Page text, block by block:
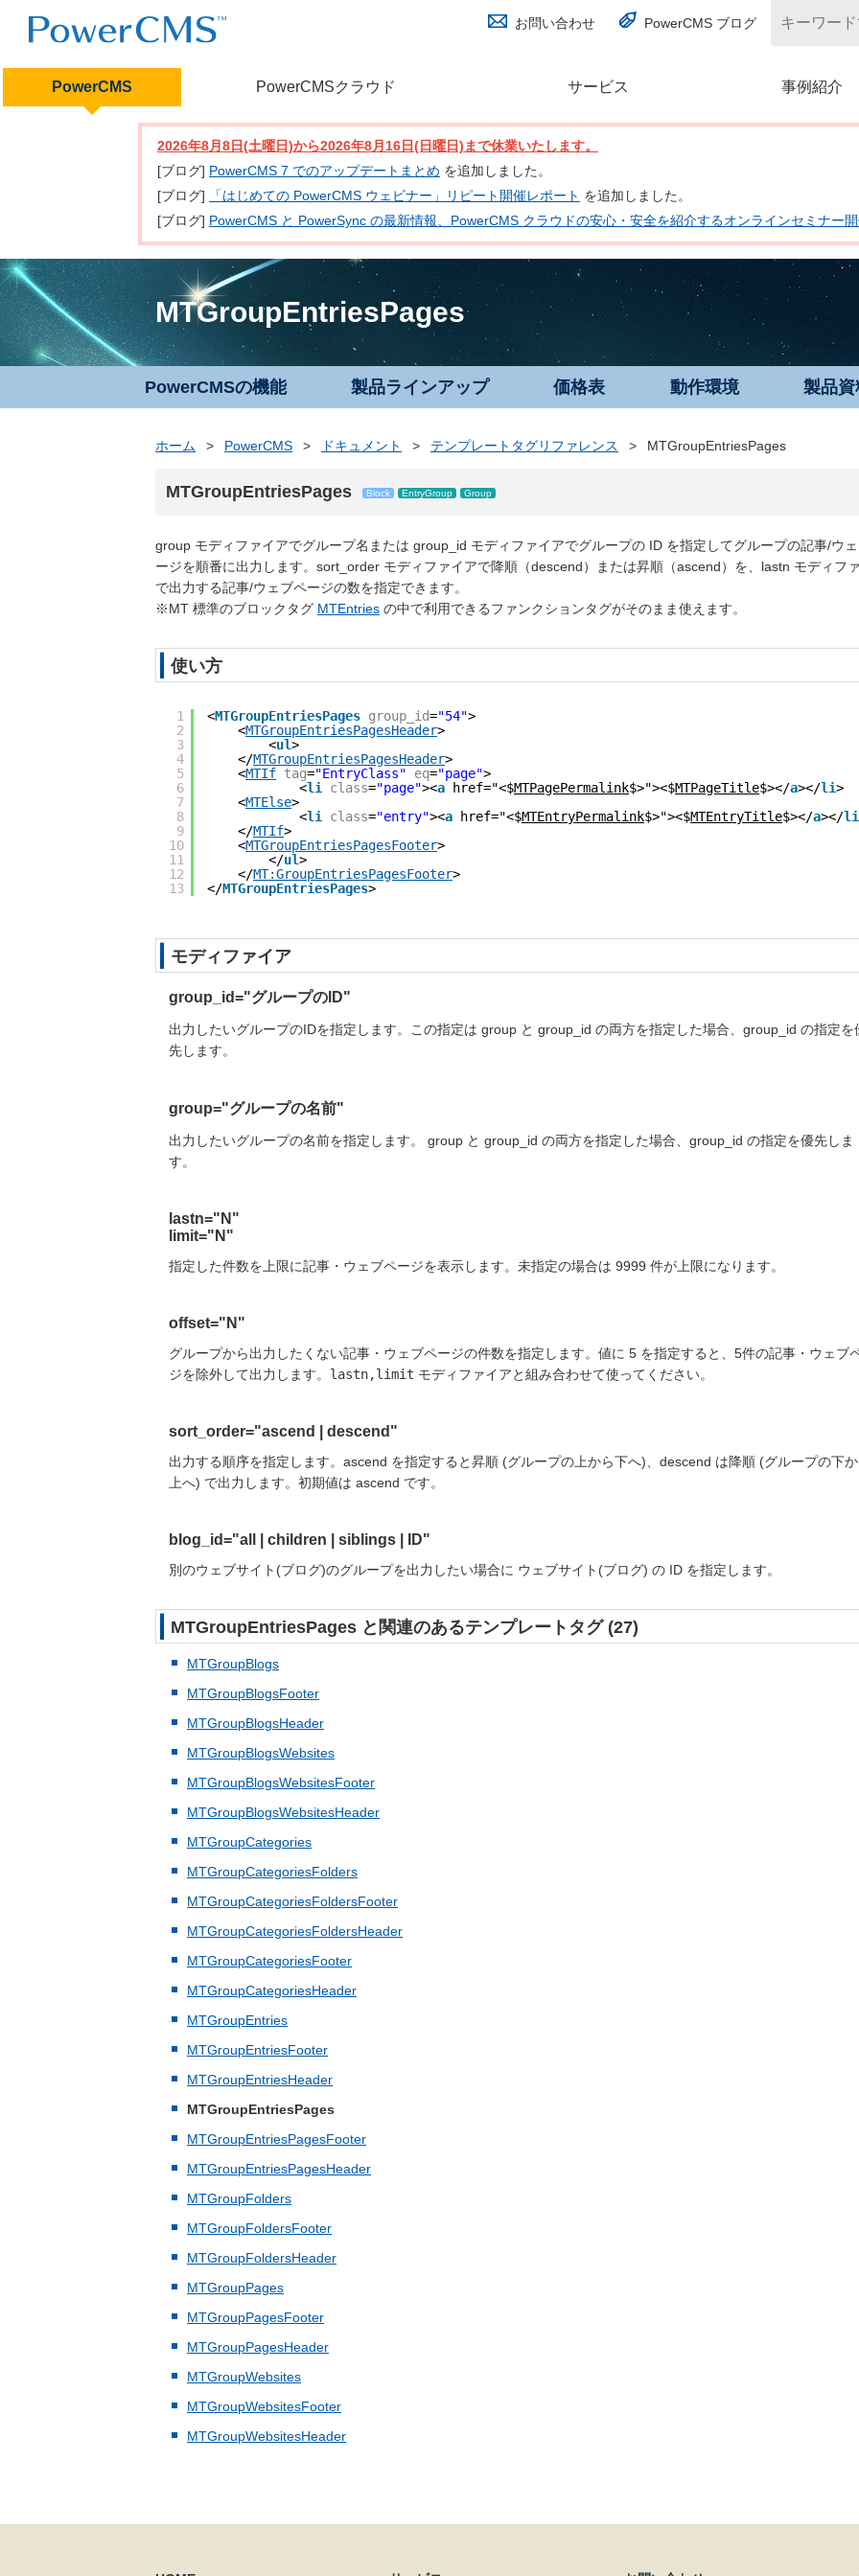
お問い合わせ PowerCMS ブログ
PowerCMS PowerCMSクラウド サービス 事例紹介
(別ウィンドウで開く)
2026年8月8日(土曜日)から2026年8月16日(日曜日)まで休業いたします。
[ブログ] PowerCMS 7 でのアップデートまとめ を追加しました。
[ブログ]
「はじめての PowerCMS ウェビナー」リピート開催レポート を追加しました。
[ブログ] PowerCMS と PowerSync の最新情報、PowerCMS クラウドの安心・安全を紹介するオンラインセミナー
MTGroupEntriesPages
PowerCMSの機能 製品ラインアップ 価格表 動作環境 製品
ホーム > PowerCMS > ドキュメント > テンプレートタグリファレンス > MTGroupEntriesPages
MTGroupEntriesPages Block EntryGroup Group
group モディファイアでグループ名または group_id モディファイアでグループの ID を指定してグループの記事/ウ
ージを順番に出力します。sort_order モディファイアで降順（descend）または昇順（ascend）を、lastn モディフ
で出力する記事/ウェブページの数を指定できます。
※MT 標準のブロックタグ MTEntries の中で利用できるファンクションタグがそのまま使えます。
使い方
1
2
3
4
5
6
7
8
9
10
11
12
13
<MTGroupEntriesPages group_id="54">
<MTGroupEntriesPagesHeader>
<ul>
</MTGroupEntriesPagesHeader>
<MTIf tag="EntryClass" eq="page">
<li class="page"><a href="<$MTPagePermalink$>"><$MTPageTitle$></a></li>
<MTElse>
<li class="entry"><a href="<$MTEntryPermalink$>"><$MTEntryTitle$></a></li
</MTIf>
<MTGroupEntriesPagesFooter>
</ul>
</MT:GroupEntriesPagesFooter>
</MTGroupEntriesPages>
モディファイア
group_id="グループのID"
出力したいグループのIDを指定します。この指定は group と group_id の両方を指定した場合、 group_id の指定を
先します。
group="グループの名前"
出力したいグループの名前を指定します。 group と group_id の両方を指定した場合、 group_id の指定を優先しま
す。
lastn=" N "
limit=" N "
指定した件数を上限に記事・ウェブページを表示します。未指定の場合は 9999 件が上限になります。
offset="N"
グループから出力したくない記事・ウェブページの件数を指定します。値に 5 を指定すると、5件の記事・ウェブ
ジを除外して出力します。 lastn,limit モディファイアと組み合わせて使ってください。
sort_order="ascend descend "
出力する順序を指定します。 ascend を指定すると昇順 (グループの上から下へ)、 descend は降順 (グループの下
上へ) で出力します。初期値は ascend です。
blog_id="all children siblings ID"
別のウェブサイト(ブログ)のグループを出力したい場合に ウェブサイト(ブログ) の ID を指定します。
MTGroupEntriesPages と関連のあるテンプレートタグ (27)
MTGroupBlogs
MTGroupBlogsFooter
MTGroupBlogsHeader
MTGroupBlogsWebsites
MTGroupBlogsWebsitesFooter
MTGroupBlogsWebsitesHeader
MTGroupCategories
MTGroupCategoriesFolders
MTGroupCategoriesFoldersFooter
MTGroupCategoriesFoldersHeader
MTGroupCategoriesFooter
MTGroupCategoriesHeader
MTGroupEntries
MTGroupEntriesFooter
MTGroupEntriesHeader
MTGroupEntriesPages
MTGroupEntriesPagesFooter
MTGroupEntriesPagesHeader
MTGroupFolders
MTGroupFoldersFooter
MTGroupFoldersHeader
MTGroupPages
MTGroupPagesFooter
MTGroupPagesHeader
MTGroupWebsites
MTGroupWebsitesFooter
MTGroupWebsitesHeader